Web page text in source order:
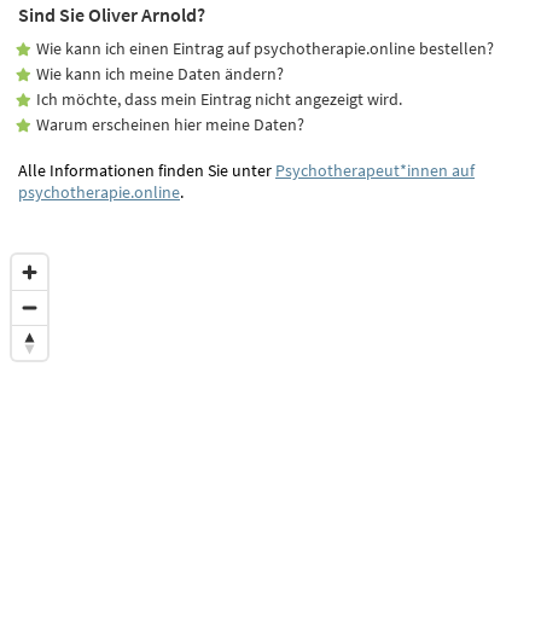
Sind Sie Oliver Arnold?
Wie kann ich einen Eintrag auf psychotherapie.online bestellen?
Wie kann ich meine Daten ändern?
Ich möchte, dass mein Eintrag nicht angezeigt wird.
Warum erscheinen hier meine Daten?
Alle Informationen finden Sie unter Psychotherapeut*innen auf
psychotherapie.online.